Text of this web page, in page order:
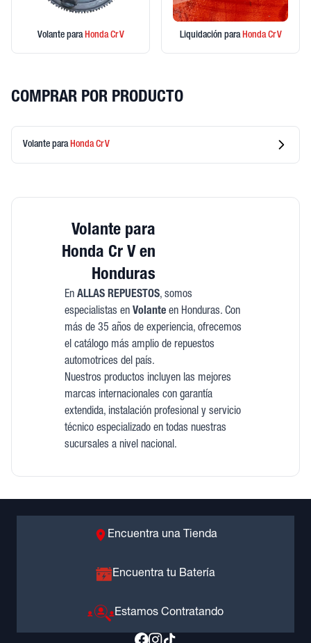
Volante paraHondaCr V Liquidación paraHondaCr V
COMPRAR POR PRODUCTO
Volante para HondaCr V
Volante para
Honda Cr V en
Honduras
En ALLAS REPUESTOS, somos
especialistas en Volanteen Honduras. Con
más de 35 años de experiencia, ofrecemos
el catálogo más amplio de repuestos
automotrices del país.
Nuestros productos incluyen las mejores
marcas internacionales con garantía
extendida, instalación profesional y servicio
técnico especializado en todas nuestras
sucursales a nivel nacional.
Encuentra una Tienda
Encuentra tu Batería
Estamos Contratando